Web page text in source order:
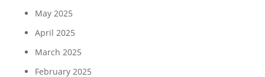
May 2025
April 2025
March 2025
February 2025